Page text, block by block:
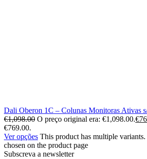
Dali Oberon 1C – Colunas Monitoras Ativas
€1,098.00 O preço original era: €1,098.00.€
€769.00.
Ver opções This product has multiple
chosen on the product page
Subscreva a newsletter